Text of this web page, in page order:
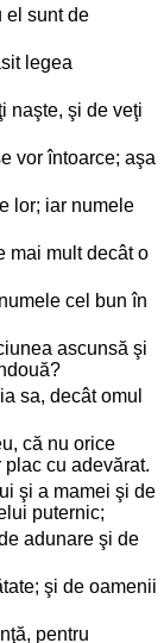
el sunt de
legea
naşte, şi de veţi
vor întoarce; aşa
lor; iar numele
mai mult decât o
cel bun în
ascunsă şi
sa, decât omul
că nu orice
cu adevărat.
şi a mamei şi de
puternic;
adunare şi de
şi de oamenii
pentru